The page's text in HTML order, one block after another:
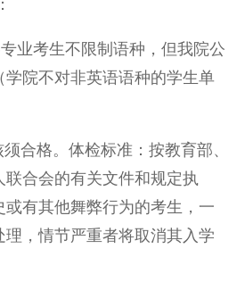
业考生不限制语种，但我院公
院不对非英语语种的学生单
合格。体检标准：按教育部、
合会的有关文件和规定执
有其他舞弊行为的考生，一
，情节严重者将取消其入学